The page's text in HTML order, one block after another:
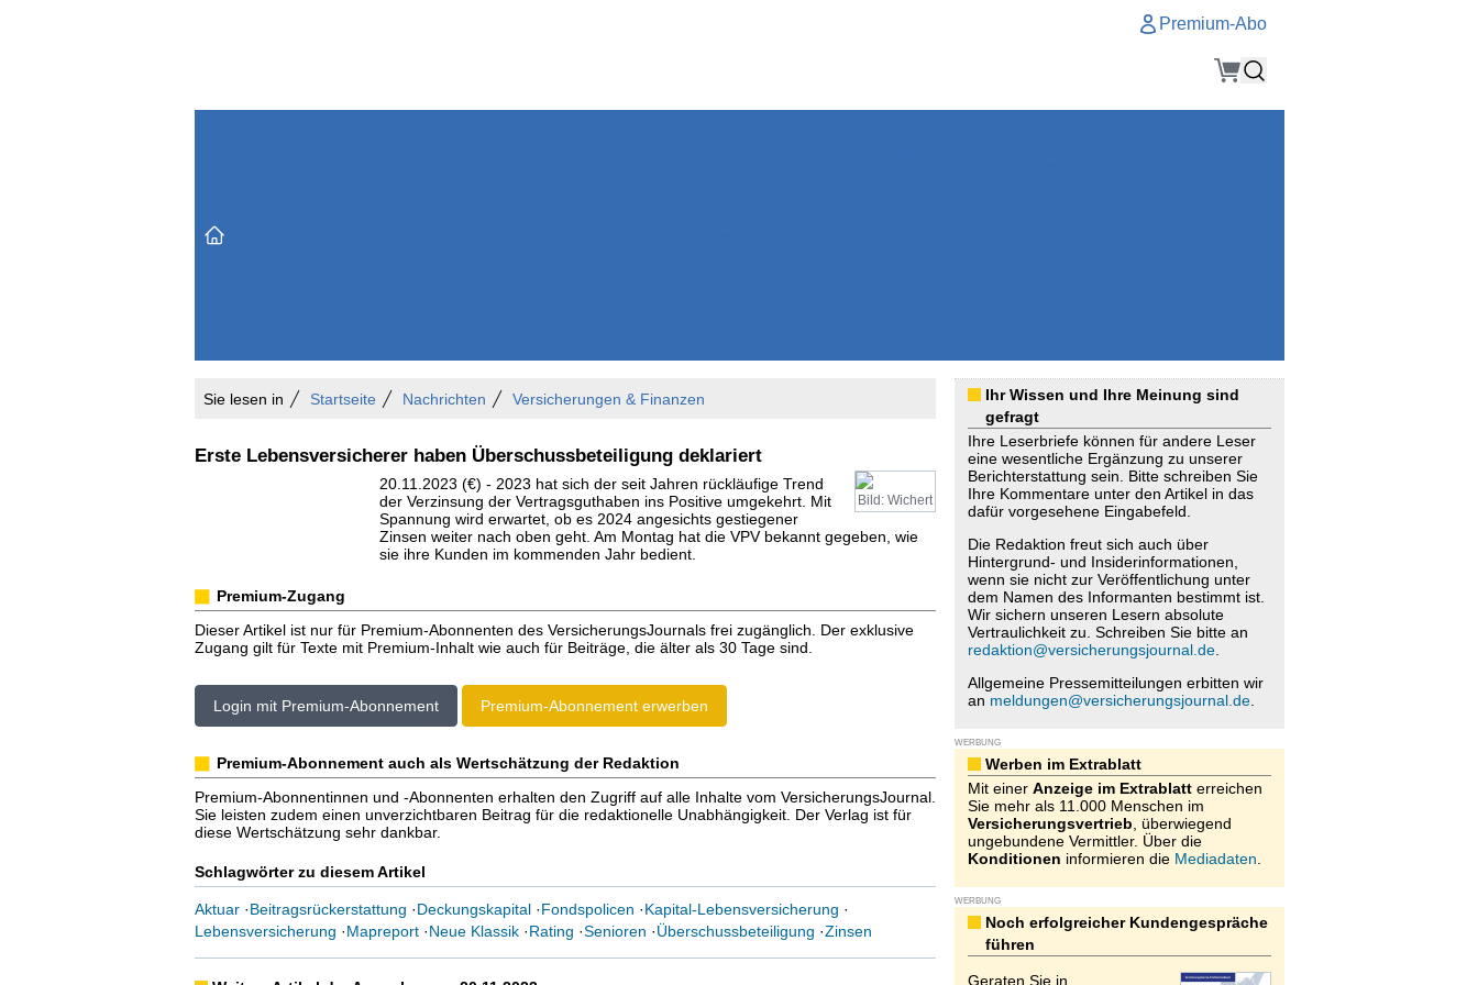
Premium-Abo
Sie lesen in Startseite Nachrichten Versicherungen & Finanzen
Erste Lebensversicherer haben Überschussbeteiligung deklariert
Bild: Wichert
20.11.2023 (€) - 2023 hat sich der seit Jahren rückläufige Trend
der Verzinsung der Vertragsguthaben ins Positive umgekehrt. Mit
Spannung wird erwartet, ob es 2024 angesichts gestiegener
Zinsen weiter nach oben geht. Am Montag hat die VPV bekannt gegeben, wie
sie ihre Kunden im kommenden Jahr bedient.
Premium-Zugang
Dieser Artikel ist nur für Premium-Abonnenten des VersicherungsJournals frei zugänglich. Der exklusive
Zugang gilt für Texte mit Premium-Inhalt wie auch für Beiträge, die älter als 30 Tage sind.
Login mit Premium-Abonnement Premium-Abonnement erwerben
Premium-Abonnement auch als Wertschätzung der Redaktion
Premium-Abonnentinnen und -Abonnenten erhalten den Zugriff auf alle Inhalte vom VersicherungsJournal.
Sie leisten zudem einen unverzichtbaren Beitrag für die redaktionelle Unabhängigkeit. Der Verlag ist für
diese Wertschätzung sehr dankbar.
Schlagwörter zu diesem Artikel
Aktuar·Beitragsrückerstattung ·Deckungskapital·Fondspolicen ·Kapital-Lebensversicherung ·
Lebensversicherung ·Mapreport·Neue Klassik·Rating ·Senioren ·Überschussbeteiligung ·Zinsen
Ihr Wissen und Ihre Meinung sind
gefragt
Ihre Leserbriefe können für andere Leser
eine wesentliche Ergänzung zu unserer
Berichterstattung sein. Bitte schreiben Sie
Ihre Kommentare unter den Artikel in das
dafür vorgesehene Eingabefeld.
Die Redaktion freut sich auch über
Hintergrund- und Insiderinformationen,
wenn sie nicht zur Veröffentlichung unter
dem Namen des Informanten bestimmt ist.
Wir sichern unseren Lesern absolute
Vertraulichkeit zu. Schreiben Sie bitte an
redaktion@versicherungsjournal.de.
Allgemeine Pressemitteilungen erbitten wir
an meldungen@versicherungsjournal.de.
WERBUNG
Werben im Extrablatt
Mit einer Anzeige im Extrablatterreichen
Sie mehr als 11.000 Menschen im
Versicherungsvertrieb , überwiegend
ungebundene Vermittler. Über die
Konditionen informieren die Mediadaten
WERBUNG
Noch erfolgreicher Kundengespräche
führen
Geraten Sie in